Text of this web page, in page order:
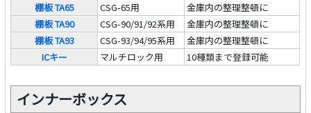
棚板 TA65
CSG-65用
金庫内の整理整頓に
棚板 TA90
CSG-90/91/92系用
金庫内の整理整頓に
棚板 TA93
CSG-93/94/95系用
金庫内の整理整頓に
ICキー
マルチロック用 10種類まで登録可能
インナーボックス